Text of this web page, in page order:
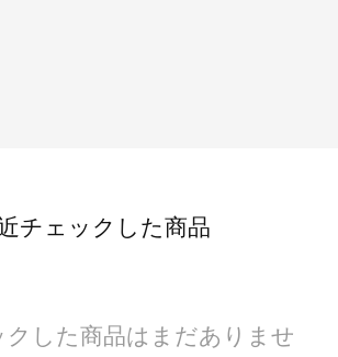
チェックした商品
クした商品はまだありませ